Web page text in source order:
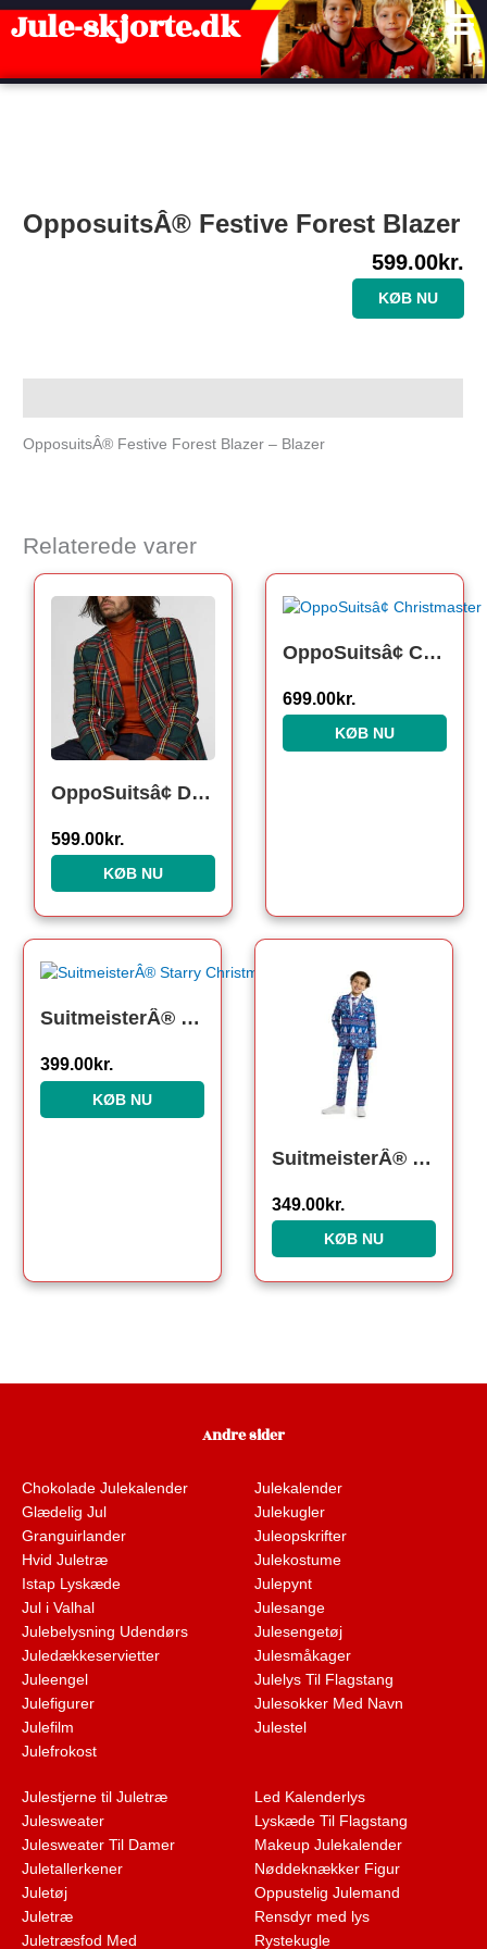
GåJule-skjorte.dk
OpposuitsÂ® Festive Forest Blazer
599.00kr.
KØB NU
OpposuitsÂ® Festive Forest Blazer – Blazer
Relaterede varer
OppoSuitsâ¢ Deluxe Tartan Blazer
599.00kr.
KØB NU
OppoSuitsâ¢ Christmaster
699.00kr.
KØB NU
SuitmeisterÂ® Starry Christmas Tree Jakkesæt
399.00kr.
KØB NU
SuitmeisterÂ® Nordic Noel Børnejakkesæt
349.00kr.
KØB NU
Andre sider
Chokolade Julekalender
Glædelig Jul
Granguirlander
Hvid Juletræ
Istap Lyskæde
Jul i Valhal
Julebelysning Udendørs
Juledækkeservietter
Juleengel
Julefigurer
Julefilm
Julefrokost
Julekalender
Julekugler
Juleopskrifter
Julekostume
Julepynt
Julesange
Julesengetøj
Julesmåkager
Julelys Til Flagstang
Julesokker Med Navn
Julestel
Julestjerne til Juletræ
Julesweater
Julesweater Til Damer
Juletallerkener
Juletøj
Juletræ
Juletræsfod Med
Led Kalenderlys
Lyskæde Til Flagstang
Makeup Julekalender
Nøddeknækker Figur
Oppustelig Julemand
Rensdyr med lys
Rystekugle